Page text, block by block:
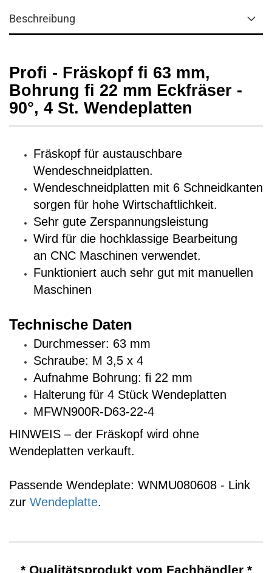
Beschreibung
Profi - Fräskopf fi 63 mm,
Bohrung fi 22 mm Eckfräser -
90°, 4 St. Wendeplatten
Fräskopf für aus­tausch­bare
Wendeschneidplatten.
Wendeschneidplatten mit 6 Schneidkanten
sorgen für hohe Wirtschaftlichkeit.
Sehr gute Zerspannungsleistung
Wird für die hochklassige Bearbeitung
an CNC Maschinen verwendet.
Funktioniert auch sehr gut mit manuellen
Maschinen
Technische Daten
Durchmesser: 63 mm
Schraube: M 3,5 x 4
Aufnahme Bohrung: fi 22 mm
Halterung für 4 Stück Wendeplatten
MFWN900R-D63-22-4
HINWEIS – der Fräskopf wird ohne
Wendeplatten verkauft.
Passende Wendeplate: WNMU080608 - Link
zur Wendeplatte.
* Qualitätsprodukt vom Fachhändler *